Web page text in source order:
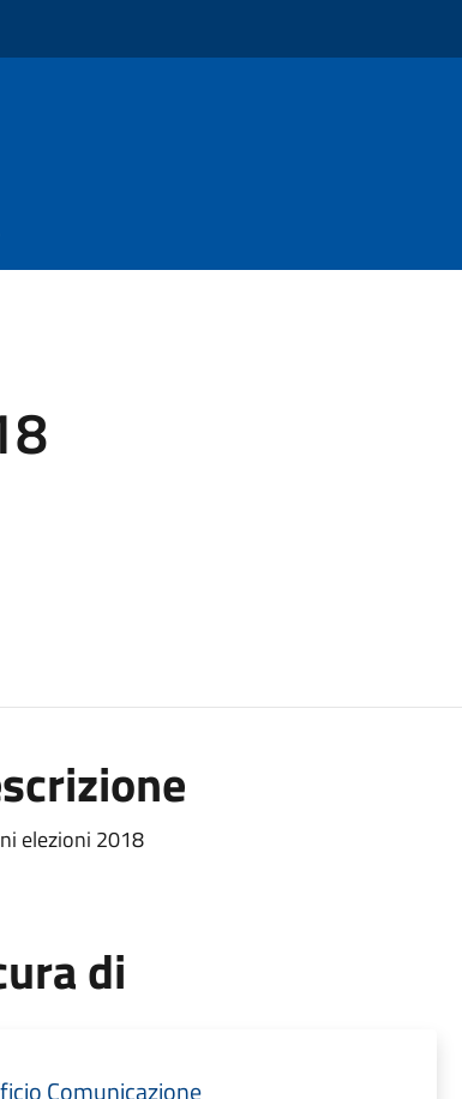
elezioni 2018
di
Comunicazione